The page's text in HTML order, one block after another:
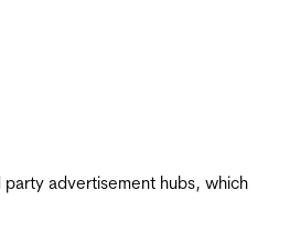
advertisement hubs, which